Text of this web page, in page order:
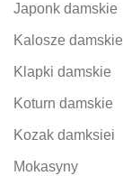
Japonk damskie
Kalosze damskie
Klapki damskie
Koturn damskie
Kozak damksiei
Mokasyny